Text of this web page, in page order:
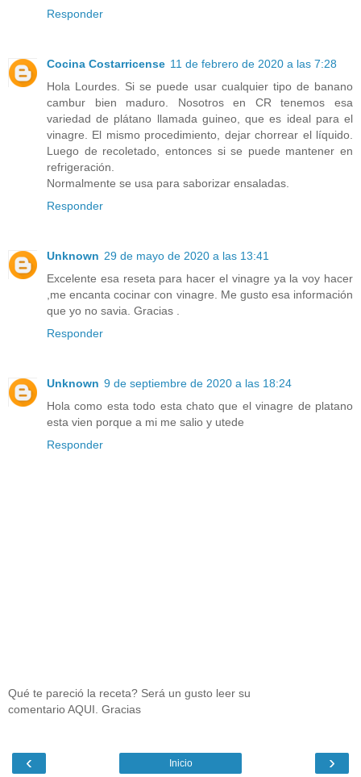
Responder
Cocina Costarricense 11 de febrero de 2020 a las 7:28
Hola Lourdes. Si se puede usar cualquier tipo de banano
cambur bien maduro. Nosotros en CR tenemos esa
variedad de plátano llamada guineo, que es ideal para el
vinagre. El mismo procedimiento, dejar chorrear el líquido.
Luego de recoletado, entonces si se puede mantener en
refrigeración.
Normalmente se usa para saborizar ensaladas.
Responder
Unknown 29 de mayo de 2020 a las 13:41
Excelente esa reseta para hacer el vinagre ya la voy hacer
,me encanta cocinar con vinagre. Me gusto esa información
que yo no savia. Gracias .
Responder
Unknown 9 de septiembre de 2020 a las 18:24
Hola como esta todo esta chato que el vinagre de platano
esta vien porque a mi me salio y utede
Responder
Qué te pareció la receta? Será un gusto leer su
comentario AQUI. Gracias
‹ ›
Inicio